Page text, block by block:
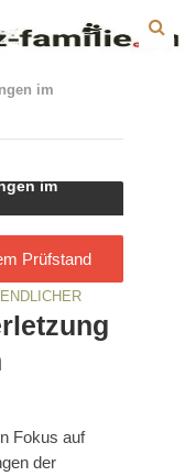
im
im
Fokus auf
der